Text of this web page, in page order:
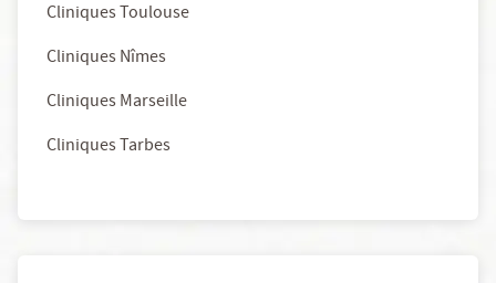
Cliniques Toulouse
Cliniques Nîmes
Cliniques Marseille
Cliniques Tarbes